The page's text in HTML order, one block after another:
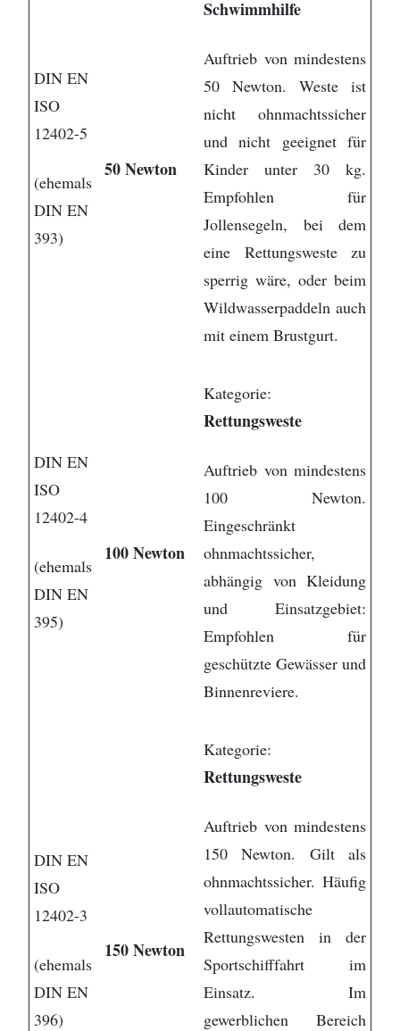
DIN EN
ISO
12402-5
(ehemals
DIN EN
393)
50 Newton
Schwimmhilfe
Auftrieb von mindestens
50 Newton. Weste ist
nicht ohnmachtssicher
und nicht geeignet für
Kinder unter 30 kg.
Empfohlen für
Jollensegeln, bei dem
eine Rettungsweste zu
sperrig wäre, oder beim
Wildwasserpaddeln auch
mit einem Brustgurt.
DIN EN
ISO
12402-4
(ehemals
DIN EN
395)
100 Newton
Kategorie:
Rettungsweste
Auftrieb von mindestens
100 Newton.
Eingeschränkt
ohnmachtssicher,
abhängig von Kleidung
und Einsatzgebiet:
Empfohlen für
geschützte Gewässer und
Binnenreviere.
DIN EN
ISO
12402-3
(ehemals
DIN EN
396)
150 Newton
Kategorie:
Rettungsweste
Auftrieb von mindestens
150 Newton. Gilt als
ohnmachtssicher. Häufig
vollautomatische
Rettungswesten in der
Sportschifffahrt im
Einsatz. Im
gewerblichen Bereich